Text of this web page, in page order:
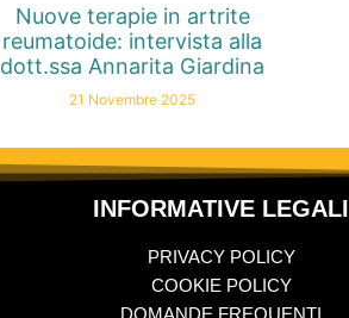
Nuove terapie in artrite
reumatoide: intervista alla
dott.ssa Annarita Giardina
21 Novembre 2025
INFORMATIVE LEGALI
PRIVACY POLICY
COOKIE POLICY